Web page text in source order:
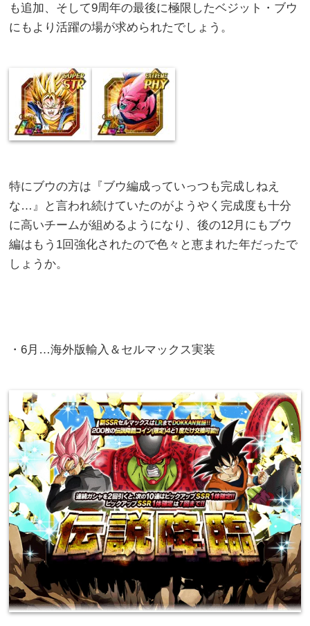
も追加、そして9周年の最後に極限したベジット・ブウ
にもより活躍の場が求められたでしょう。
特にブウの方は『ブウ編成っていっつも完成しねえ
な…』と言われ続けていたのがようやく完成度も十分
に高いチームが組めるようになり、後の12月にもブウ
編はもう1回強化されたので色々と恵まれた年だったで
しょうか。
・6月…海外版輸入＆セルマックス実装